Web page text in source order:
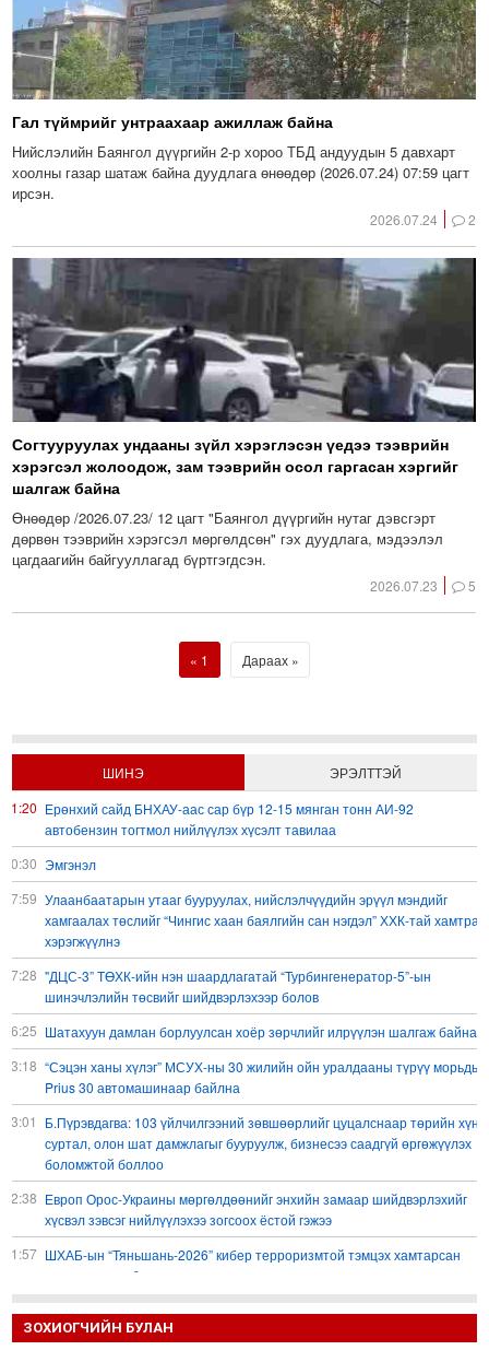
Гал түймрийг унтраахаар ажиллаж байна
Нийслэлийн Баянгол дүүргийн 2-р хороо ТБД андуудын 5 давхарт
хоолны газар шатаж байна дуудлага өнөөдөр (2026.07.24) 07:59 цагт
ирсэн.
2026.07.24 2
Согтууруулах ундааны зүйл хэрэглэсэн үедээ тээврийн
хэрэгсэл жолоодож, зам тээврийн осол гаргасан хэргийг
шалгаж байна
Өнөөдөр /2026.07.23/ 12 цагт "Баянгол дүүргийн нутаг дэвсгэрт
дөрвөн тээврийн хэрэгсэл мөргөлдсөн" гэх дуудлага, мэдээлэл
цагдаагийн байгууллагад бүртгэгдсэн.
2026.07.23 5
1 Дараах
ШИНЭ
ЭРЭЛТТЭЙ
11:20 Ерөнхий сайд БНХАУ-аас сар бүр 12-15 мянган тонн АИ-92
автобензин тогтмол нийлүүлэх хүсэлт тавилаа
20:30 Эмгэнэл
17:59 Улаанбаатарын утааг бууруулах, нийслэлчүүдийн эрүүл мэндийг
хамгаалах төслийг “Чингис хаан баялгийн сан нэгдэл” ХХК-тай хамтран
хэрэгжүүлнэ
17:28 "ДЦС-3” ТӨХК-ийн нэн шаардлагатай “Турбингенератор-5”-ын
шинэчлэлийн төсвийг шийдвэрлэхээр болов
16:25 Шатахуун дамлан борлуулсан хоёр зөрчлийг илрүүлэн шалгаж байна
13:18 “Сэцэн ханы хүлэг” МСУХ-ны 30 жилийн ойн уралдааны түрүү морьдыг
Prius 30 автомашинаар байлна
13:01
Б.Пүрэвдагва: 103 үйлчилгээний зөвшөөрлийг цуцалснаар төрийн хүнд
суртал, олон шат дамжлагыг бууруулж, бизнесээ саадгүй өргөжүүлэх
боломжтой боллоо
12:38 Европ Орос-Украины мөргөлдөөнийг энхийн замаар шийдвэрлэхийг
хүсвэл зэвсэг нийлүүлэхээ зогсоох ёстой гэжээ
11:57 ШХАБ-ын “Тяньшань-2026” кибер терроризмтой тэмцэх хамтарсан
сургуулилалт боллоо
11:54 Д.Трамп: АНУ сум, зэвсгийн нөөцөө нэмэгдүүлэх шаардлагатай
11:11 Б.Хулан дэлхийн аварга боллоо
ЗОХИОГЧИЙН БУЛАН